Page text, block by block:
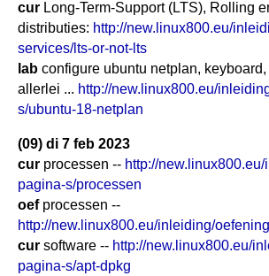
cur Long-Term-Support (LTS), Rolling
distributies: http://new.linux800.eu/
services/lts-or-not-lts
lab configure ubuntu netplan,
allerlei ... http://new.linux800.eu/
s/ubuntu-18-netplan
(09) di 7 feb 2023
cur processen -- http://
pagina-s/processen
oefprocessen --
http://new.linux800.eu/inleiding/
cur software -- http://new.linux800.eu/
pagina-s/apt-dpkg